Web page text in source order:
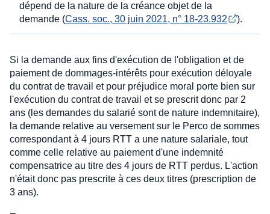
dépend de la nature de la créance objet de la
demande (Cass. soc., 30 juin 2021, n° 18-23.932 ).
Si la demande aux fins d'exécution de l'obligation et de
paiement de dommages-intérêts pour exécution déloyale
du contrat de travail et pour préjudice moral porte bien sur
l'exécution du contrat de travail et se prescrit donc par 2
ans (les demandes du salarié sont de nature indemnitaire),
la demande relative au versement sur le Perco de sommes
correspondant à 4 jours RTT a une nature salariale, tout
comme celle relative au paiement d'une indemnité
compensatrice au titre des 4 jours de RTT perdus. L'action
n'était donc pas prescrite à ces deux titres (prescription de
3 ans).